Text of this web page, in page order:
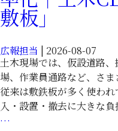
敷
板
効
率
化
す
る
敷板」
広報担当 | 2026-08-07
土木現場では、仮設道路
場、作業員通路など、さま
従来は敷鉄板が多く使わ
入・設置・撤去に大きな
…